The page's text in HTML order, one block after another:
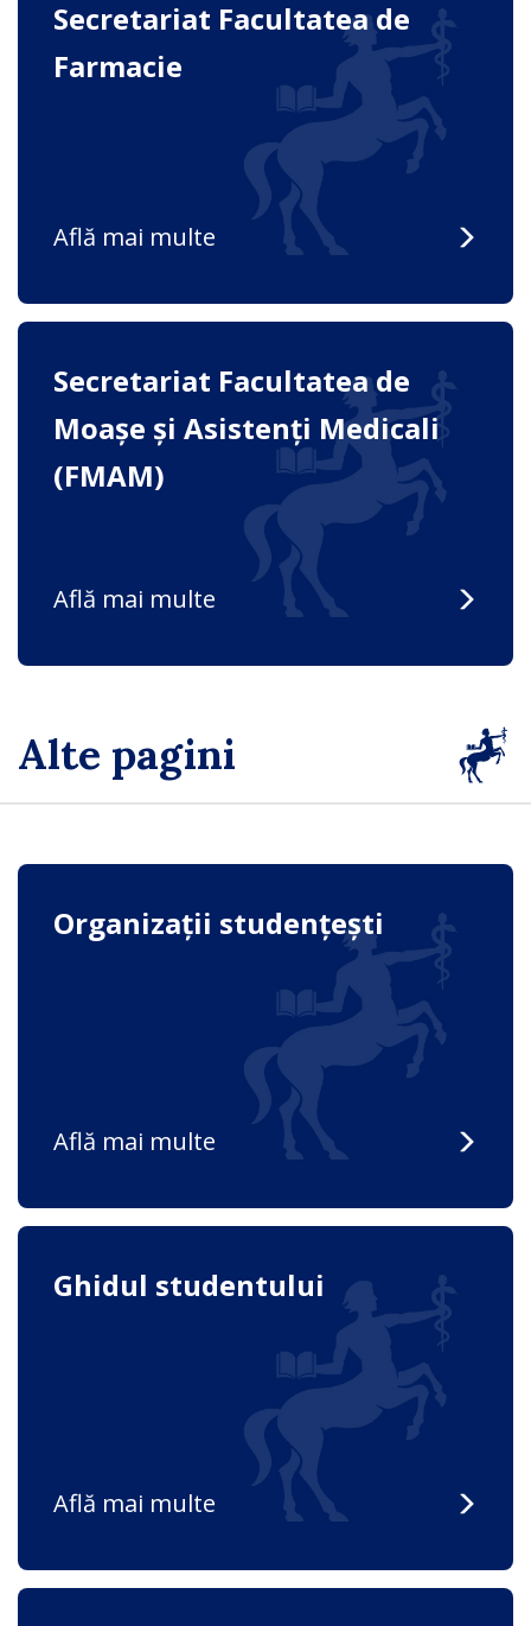
Secretariat Facultatea de
Farmacie
Află mai multe
Secretariat Facultatea de
Moașe și Asistenți Medicali
(FMAM)
Află mai multe
Alte pagini
Organizații studențești
Află mai multe
Ghidul studentului
Află mai multe